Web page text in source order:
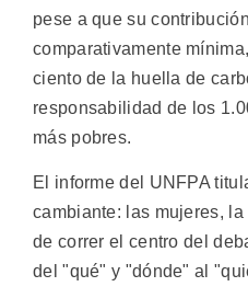
pese a que su
comparativamente
ciento de la huella de
responsabilidad de los
más pobres.
El informe del UNFPA
cambiante: las mujeres,
de correr el centro del
del "qué" y "dónde" al